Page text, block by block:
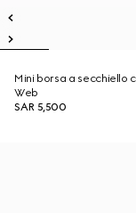
Mini borsa a secchiello
Web
SAR 5,500